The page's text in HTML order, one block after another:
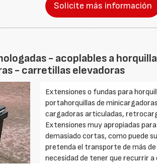
Solicite más información
- acoplables a
- carretillas elevadoras
Extensiones o fundas para
portahorquillas de
cargadoras articuladas,
Extensiones muy apropiadas
demasiado cortas, como puede
pretenda el transporte de más
necesidad de tener que recurrir a